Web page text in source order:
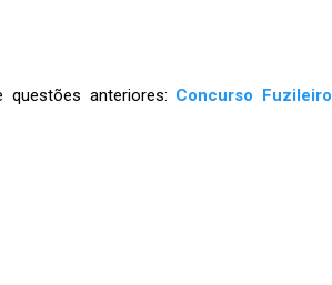
anteriores: Concurso Fuzileiro